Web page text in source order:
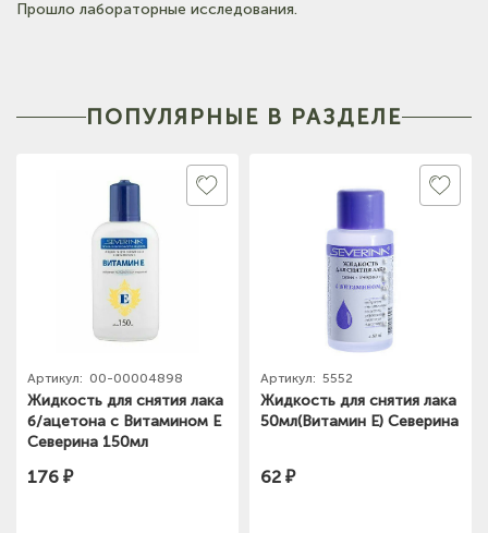
Прошло лабораторные исследования.
ПОПУЛЯРНЫЕ В РАЗДЕЛЕ
Артикул: 00-00004898
Жидкость для снятия лака
б/ацетона с Витамином Е
Северина 150мл
176 ₽
Артикул: 5552
Жидкость для снятия лака
50мл(Витамин Е) Северина
62 ₽